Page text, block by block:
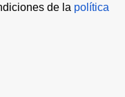
de la política